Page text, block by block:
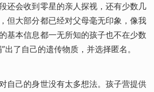
还会收到零星的亲人探视，还有少数几
但大部分都已经对父母毫无印象，像我
基本信息都一无所知的孩子也不在少数
了自己的遗传物质，并选择匿名。
自己的身世没有太多想法。孩子营提供